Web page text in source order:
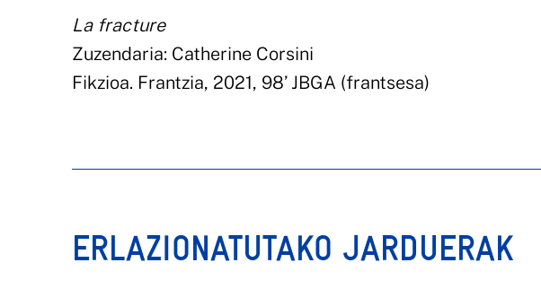
La fracture
Zuzendaria: Catherine Corsini
Fikzioa. Frantzia, 2021, 98’ JBGA (frantsesa)
ERLAZIONATUTAKO JARDUERAK